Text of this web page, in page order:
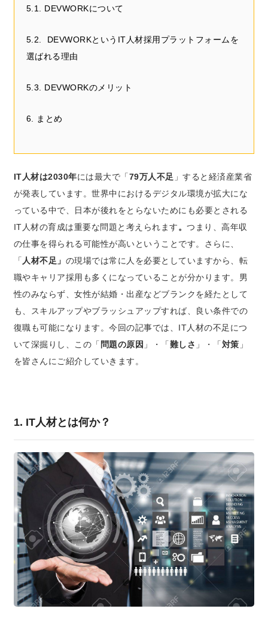
5.1. DEVWORKについて
5.2. DEVWORKというIT人材採用プラットフォームを
選ばれる理由
5.3. DEVWORKのメリット
6. まとめ
IT人材は2030年には最大で「79万人不足 」すると経済産業省
が発表しています。世界中におけるデジタル環境が拡大にな
っている中で、日本が後れをとらないためにも必要とされる
IT人材の育成は重要な問題と考えられます。つまり、高年収
の仕事を得られる可能性が高いということです。さらに、
「 人材不足」 の現場では常に人を必要としていますから、転
職やキャリア採用も多くになっていることが分かります。男
性のみならず、女性が結婚・出産などブランクを経たとして
も、スキルアップやブラッシュアップすれば、良い条件での
復職も可能になります。今回の記事では、IT人材の不足につ
いて深掘りし、この「 問題の原因 」・「難しさ 」 ・「対策 」
を皆さんにご紹介していきます。
1. IT人材とは何か？